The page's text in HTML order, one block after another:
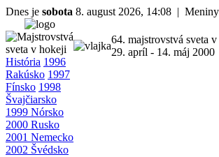
Dnes je sobota 8. august 2026, 14:08 |
História 1996
Rakúsko 1997
Fínsko 1998
Švajčiarsko
1999 Nórsko
2000 Rusko
2001 Nemecko
2002 Švédsko
64. majstrovstvá sveta
29. apríl - 14. máj